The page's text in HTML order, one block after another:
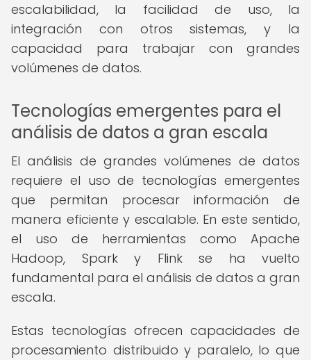
escalabilidad, la facilidad de uso, la
integración con otros sistemas, y la
capacidad para trabajar con grandes
volúmenes de datos.
Tecnologías emergentes para el
análisis de datos a gran escala
El análisis de grandes volúmenes de datos
requiere el uso de tecnologías emergentes
que permitan procesar información de
manera eficiente y escalable. En este sentido,
el uso de herramientas como Apache
Hadoop, Spark y Flink se ha vuelto
fundamental para el análisis de datos a gran
escala.
Estas tecnologías ofrecen capacidades de
procesamiento distribuido y paralelo, lo que